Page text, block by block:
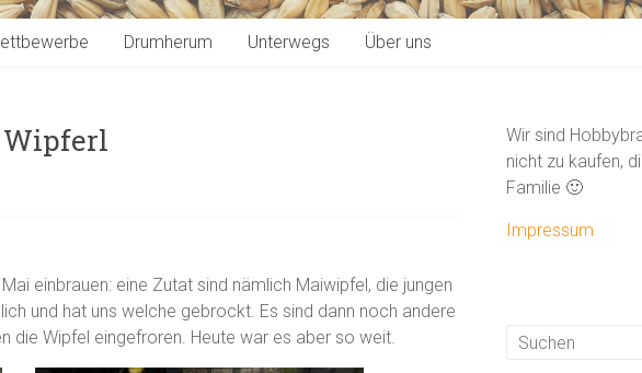
Drumherum Unterwegs Über uns
Wipferl
einbrauen: eine Zutat sind nämlich Maiwipfel, die jungen
und hat uns welche gebrockt. Es sind dann noch andere
die Wipfel eingefroren. Heute war es aber so weit.
Wir sind
nicht zu kaufen,
Familie 🙂
Impressum